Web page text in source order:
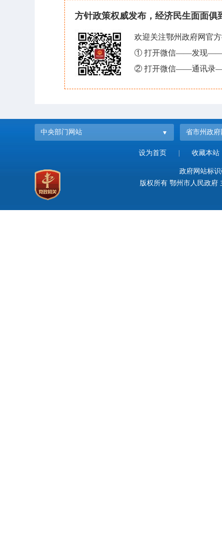
方针政策权威发布，经济民生面面俱
欢迎关注鄂州政府网官
① 打开微信——发现——
② 打开微信——通讯录
中央部门网站 省市州政府
设为首页 收藏本站
政府网站标
版权所有 鄂州市人民政府